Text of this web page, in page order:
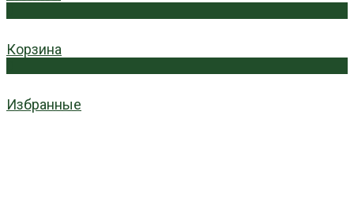
Корзина
Избранные